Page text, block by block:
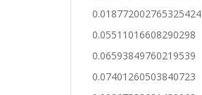
0.018772002765325424
0.05511016608290298
0.06593849760219539
0.07401260503840723